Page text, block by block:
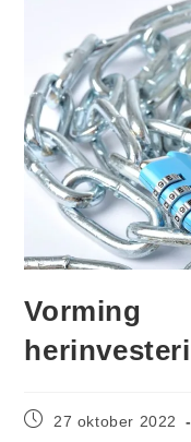
Vorming
27 oktober 2022